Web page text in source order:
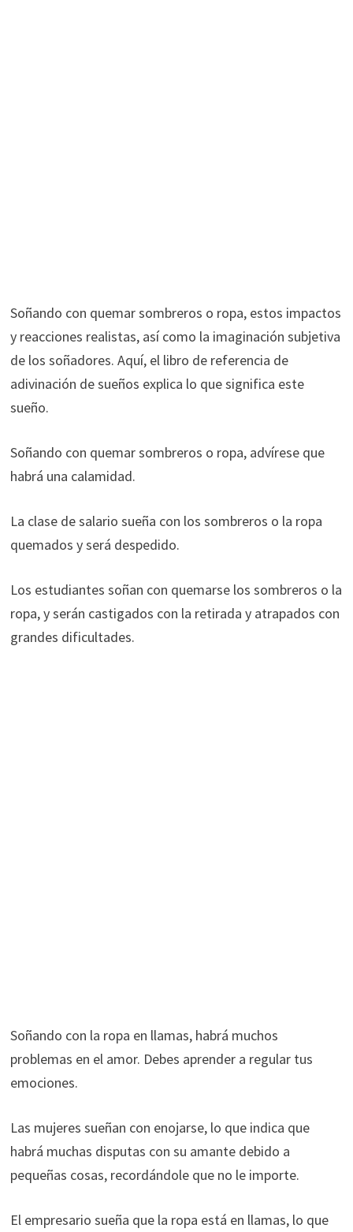
Soñando con quemar sombreros o ropa, estos impactos
y reacciones realistas, así como la imaginación subjetiva
de los soñadores. Aquí, el libro de referencia de
adivinación de sueños explica lo que significa este
sueño.
Soñando con quemar sombreros o ropa, advírese que
habrá una calamidad.
La clase de salario sueña con los sombreros o la ropa
quemados y será despedido.
Los estudiantes soñan con quemarse los sombreros o la
ropa, y serán castigados con la retirada y atrapados con
grandes dificultades.
Soñando con la ropa en llamas, habrá muchos
problemas en el amor. Debes aprender a regular tus
emociones.
Las mujeres sueñan con enojarse, lo que indica que
habrá muchas disputas con su amante debido a
pequeñas cosas, recordándole que no le importe.
El empresario sueña que la ropa está en llamas, lo que